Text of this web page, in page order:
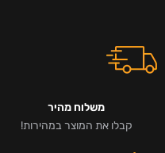
משלוח מהיר
קבלו את המוצר במהירות!